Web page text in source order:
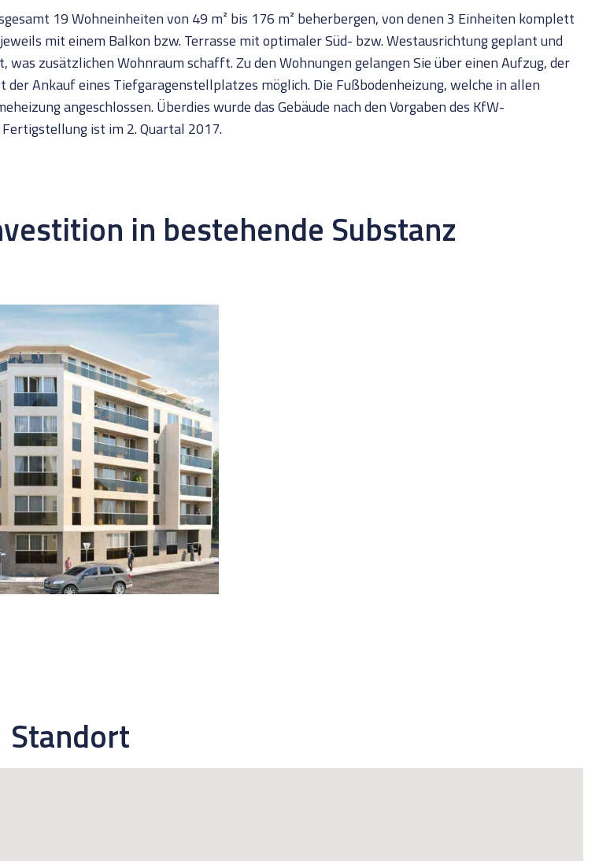
19 Wohneinheiten von 49 m² bis 176 m² beherbergen, von denen 3 Einheiten komplett
mit einem Balkon bzw. Terrasse mit optimaler Süd- bzw. Westausrichtung geplant und
zusätzlichen Wohnraum schafft. Zu den Wohnungen gelangen Sie über einen Aufzug, der
Ankauf eines Tiefgaragenstellplatzes möglich. Die Fußbodenheizung, welche in allen
angeschlossen. Überdies wurde das Gebäude nach den Vorgaben des KfW-
ist im 2. Quartal 2017.
in bestehende Substanz
Standort